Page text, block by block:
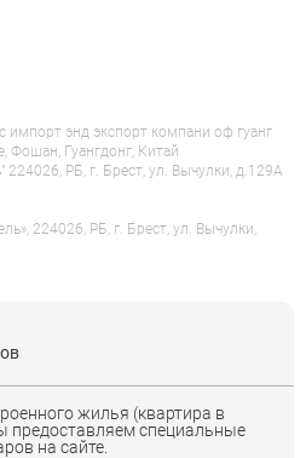
импорт энд экспорт компани оф гуанг
Фошан, Гуангдонг, Китай
РБ, г. Брест, ул. Вычулки, д.129А
224026, РБ, г. Брест, ул. Вычулки,
жилья (квартира в
предоставляем специальные
на сайте.